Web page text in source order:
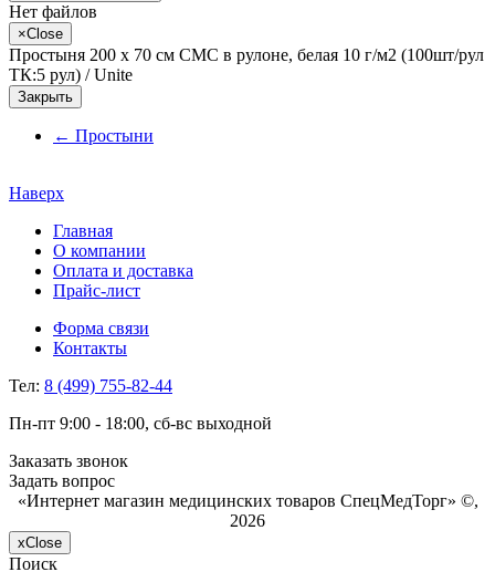
Нет файлов
×Close
Простыня 200 х 70 см СМС в рулоне, белая 10 г/м2 (100шт/рул
ТК:5 рул) / Unite
Закрыть
← Простыни
Наверх
Главная
О компании
Оплата и доставка
Прайс-лист
Форма связи
Контакты
Тел: 8 (499) 755-82-44
Пн-пт 9:00 - 18:00, сб-вс выходной
Заказать звонок
Задать вопрос
«Интернет магазин медицинских товаров СпецМедТорг» ©,
2026
xClose
Поиск